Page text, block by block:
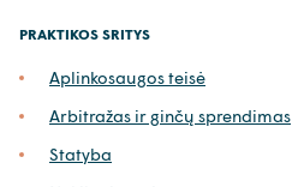
PRAKTIKOS SRITYS
Aplinkosaugos teisė
Arbitražas ir ginčų sprendimas
Statyba